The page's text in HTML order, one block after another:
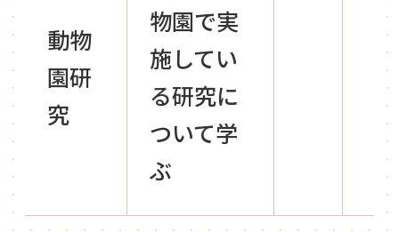
動物
園研
究
物園で実
施してい
る研究に
ついて学
ぶ